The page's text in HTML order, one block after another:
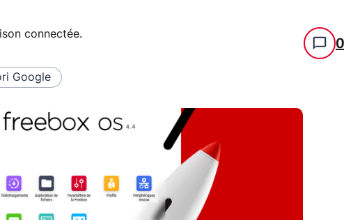
connectée.
0
Google